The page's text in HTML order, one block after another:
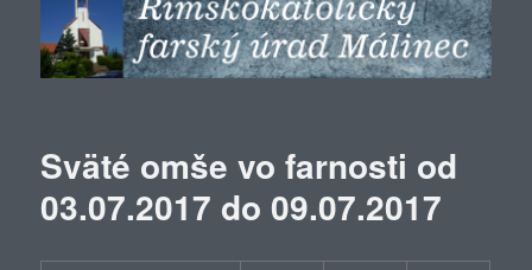
Sväté omše vo farnosti od
03.07.2017 do 09.07.2017